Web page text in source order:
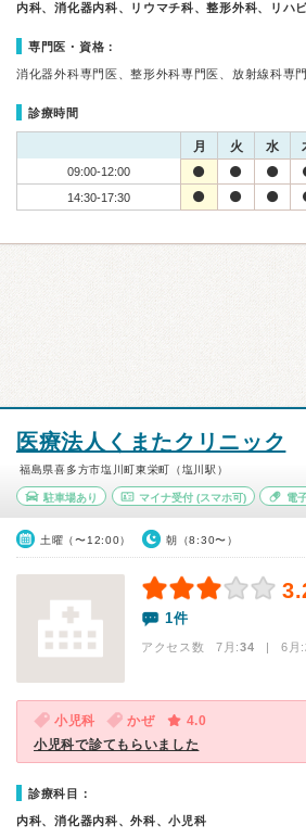
内科、消化器内科、リウマチ科、整形外科、リハ
専門医・資格：
消化器外科専門医、整形外科専門医、放射線科専
診療時間
月 火 水
09:00-12:00
14:30-17:30
医療法人くまたクリニック
福島県喜多方市塩川町東栄町（塩川駅）
駐車場あり マイナ受付(スマホ可) 電
土曜（〜12:00） 朝（8:30〜）
1件
アクセス数 7月:34 | 6月:
小児科 かぜ
4.0
小児科で診てもらいました
診療科目：
内科、消化器内科、外科、小児科